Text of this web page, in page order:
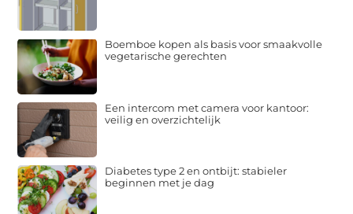
Boemboe kopen als basis voor smaakvolle
vegetarische gerechten
Een intercom met camera voor kantoor:
veilig en overzichtelijk
Diabetes type 2 en ontbijt: stabieler
beginnen met je dag